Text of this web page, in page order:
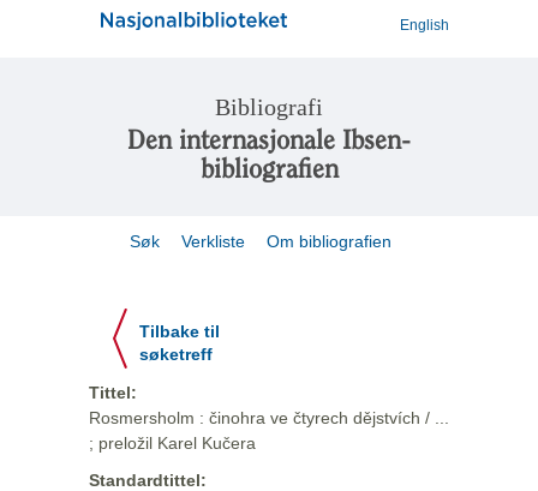
English
Bibliografi
Den internasjonale Ibsen-
bibliografien
Søk Verkliste Om bibliografien
Tilbake til
søketreff
Tittel:
Rosmersholm : činohra ve čtyrech dějstvích / ...
; preložil Karel Kučera
Standardtittel: